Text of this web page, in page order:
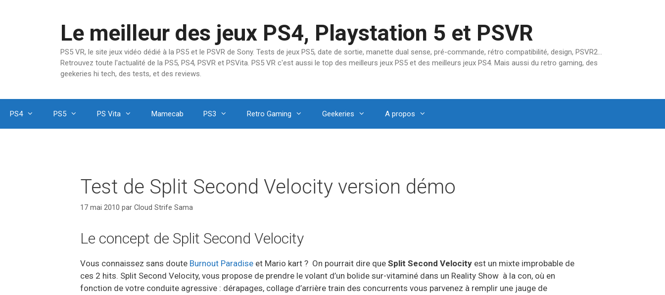
Le meilleur des jeux PS4, Playstation 5 et PSVR
PS5 VR, le site jeux vidéo dédié à la PS5 et le PSVR de Sony. Tests de jeux PS5, date de sortie, manette dual sense, pré-commande, rétro compatibilité, design, PSVR2…
Retrouvez toute l'actualité de la PS5, PS4, PSVR et PSVita. PS5 VR c'est aussi le top des meilleurs jeux PS5 et des meilleurs jeux PS4. Mais aussi du retro gaming, des
geekeries hi tech, des tests, et des reviews.
PS4 PS5 PS Vita Mamecab PS3 Retro Gaming Geekeries A propos
Test de Split Second Velocity version démo
17 mai 2010 par Cloud Strife Sama
Le concept de Split Second Velocity
Vous connaissez sans doute Burnout Paradise et Mario kart ? On pourrait dire que Split Second Velocity est un mixte improbable de
ces 2 hits. Split Second Velocity, vous propose de prendre le volant d’un bolide sur-vitaminé dans un Reality Show à la con, où en
fonction de votre conduite agressive : dérapages, collage d’arrière train des concurrents vous parvenez à remplir une jauge de